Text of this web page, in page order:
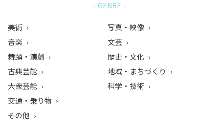
GENRE
美術
音楽
舞踊・演劇
古典芸能
大衆芸能
写真・映像
文芸
歴史・文化
地域・まちづくり
科学・技術
交通・乗り物
その他